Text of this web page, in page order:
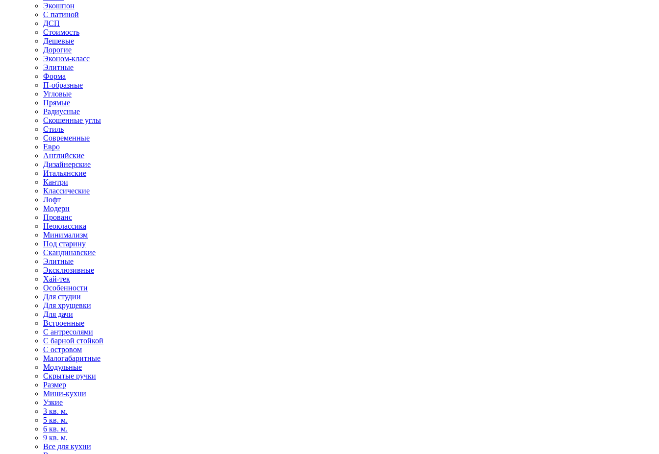
Экошпон
С патиной
ДСП
Стоимость
Дешевые
Дорогие
Эконом-класс
Элитные
Форма
П-образные
Угловые
Прямые
Радиусные
Скошенные углы
Стиль
Современные
Евро
Английские
Дизайнерские
Итальянские
Кантри
Классические
Лофт
Модерн
Прованс
Неоклассика
Минимализм
Под старину
Скандинавские
Элитные
Эксклюзивные
Хай-тек
Особенности
Для студии
Для хрущевки
Для дачи
Встроенные
С антресолями
С барной стойкой
С островом
Малогабаритные
Модульные
Скрытые ручки
Размер
Мини-кухни
Узкие
3 кв. м.
5 кв. м.
6 кв. м.
9 кв. м.
Все для кухни